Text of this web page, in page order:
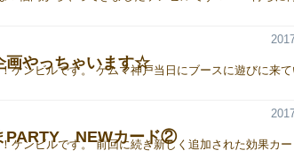
やっちゃいます☆
PARTY NEWカード②